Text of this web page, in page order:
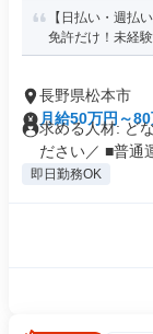
【日払い・週払
免許だけ！未経
長野県松本市
月給50万円～80
求める人材: ど
ださい／ ■普通
即日勤務OK